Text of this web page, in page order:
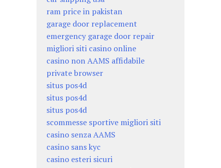
ram price in pakistan
garage door replacement
emergency garage door repair
migliori siti casino online
casino non AAMS affidabile
private browser
situs pos4d
situs pos4d
situs pos4d
scommesse sportive migliori siti
casino senza AAMS
casino sans kyc
casino esteri sicuri